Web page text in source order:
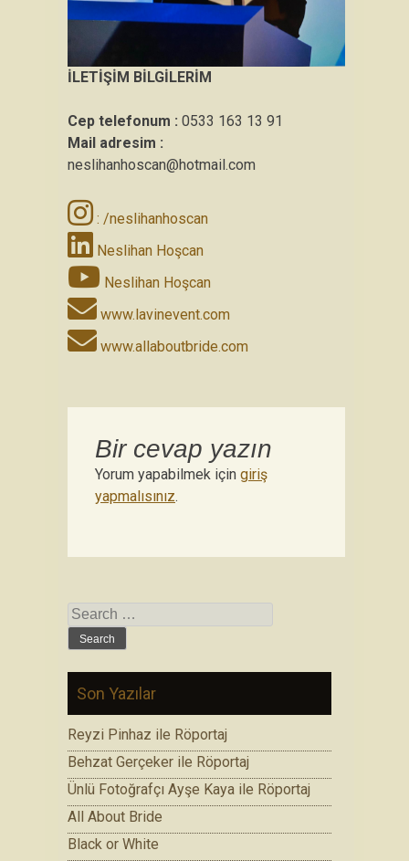
İLETİŞİM BİLGİLERİM
Cep telefonum : 0533 163 13 91
Mail adresim :
neslihanhoscan@hotmail.com
: /neslihanhoscan
Neslihan Hoşcan
Neslihan Hoşcan
www.lavinevent.com
www.allaboutbride.com
Bir cevap yazın
Yorum yapabilmek için giriş
yapmalısınız.
Search for:
Son Yazılar
Reyzi Pinhaz ile Röportaj
Behzat Gerçeker ile Röportaj
Ünlü Fotoğrafçı Ayşe Kaya ile Röportaj
All About Bride
Black or White